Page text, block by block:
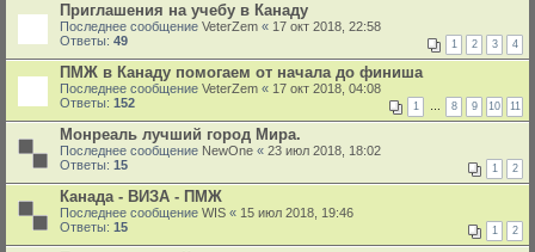
Приглашения на учебу в Канаду
Последнее сообщение VeterZem « 17 окт 2018, 22:58
Ответы: 49 1 2 3 4
ПМЖ в Канаду помогаем от начала до финиша
Последнее сообщение VeterZem « 17 окт 2018, 04:08
Ответы: 152 1 … 8 9 10 11
Монреаль лучший город Мира.
Последнее сообщение NewOne « 23 июл 2018, 18:02
Ответы: 15 1 2
Канада - ВИЗА - ПМЖ
Последнее сообщение WIS « 15 июл 2018, 19:46
Ответы: 15 1 2